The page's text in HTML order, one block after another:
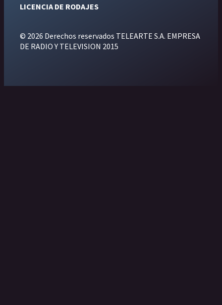
LICENCIA DE RODAJES
© 2026 Derechos reservados TELEARTE S.A. EMPRESA
DE RADIO Y TELEVISION 2015